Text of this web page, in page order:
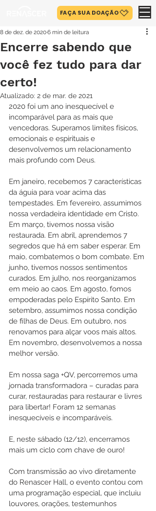
FAÇA SUA DOAÇÃO
Encerre sabendo que
você fez tudo para dar
certo!
8 de dez. de 20206 min de leitura
Atualizado: 2 de mar. de 2021
2020 foi um ano inesquecível e
incomparável para as mais que
vencedoras. Superamos limites físicos,
emocionais e espirituais e
desenvolvemos um relacionamento
mais profundo com Deus.
Em janeiro, recebemos 7 características
da águia para voar acima das
tempestades. Em fevereiro, assumimos
nossa verdadeira identidade em Cristo.
Em março, tivemos nossa visão
restaurada. Em abril, aprendemos 7
segredos que há em saber esperar. Em
maio, combatemos o bom combate. Em
junho, tivemos nossos sentimentos
curados. Em julho, nos reorganizamos
em meio ao caos. Em agosto, fomos
empoderadas pelo Espírito Santo. Em
setembro, assumimos nossa condição
de filhas de Deus. Em outubro, nos
renovamos para alçar voos mais altos.
Em novembro, desenvolvemos a nossa
melhor versão.
Em nossa saga +QV, percorremos uma
jornada transformadora – curadas para
curar, restauradas para restaurar e livres
para libertar! Foram 12 semanas
inesquecíveis e incomparáveis.
E, neste sábado (12/12), encerramos
mais um ciclo com chave de ouro!
Com transmissão ao vivo diretamente
do Renascer Hall, o evento contou com
uma programação especial, que incluiu
louvores, orações, testemunhos